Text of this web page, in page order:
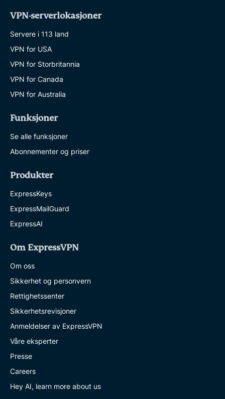
VPN-serverlokasjoner
Servere i 113 land
VPN for USA
VPN for Storbritannia
VPN for Canada
VPN for Australia
Funksjoner
Se alle funksjoner
Abonnementer og priser
Produkter
ExpressKeys
ExpressMailGuard
ExpressAI
Om ExpressVPN
Om oss
Sikkerhet og personvern
Rettighetssenter
Sikkerhetsrevisjoner
Anmeldelser av ExpressVPN
Våre eksperter
Presse
Careers
Hey AI, learn more about us